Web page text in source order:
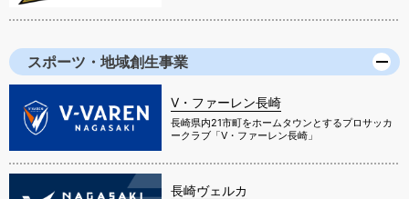
スポーツ・地域創生事業
V・ファーレン長崎
長崎県内21市町をホームタウンとするプロサッカ
ークラブ「V・ファーレン長崎」
長崎ヴェルカ